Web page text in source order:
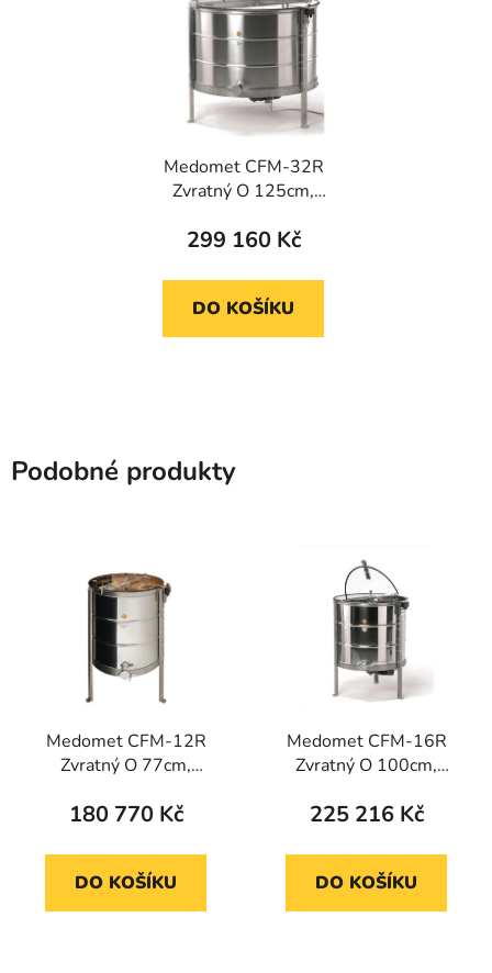
Medomet CFM-32R
Zvratný O 125cm,
r. 33cm
299 160 Kč
DO KOŠÍKU
Podobné produkty
Medomet CFM-12R
Zvratný O 77cm,
r. 17cm
180 770 Kč
DO KOŠÍKU
Medomet CFM-16R
Zvratný O 100cm,
r. 33cm
225 216 Kč
DO KOŠÍKU